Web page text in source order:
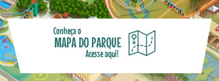
Conheça o
MAPA DO PARQUE
Acesse aqui!